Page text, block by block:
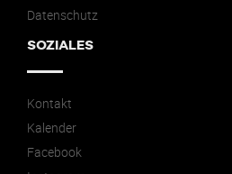
Datenschutz
SOZIALES
Kontakt
Kalender
Facebook